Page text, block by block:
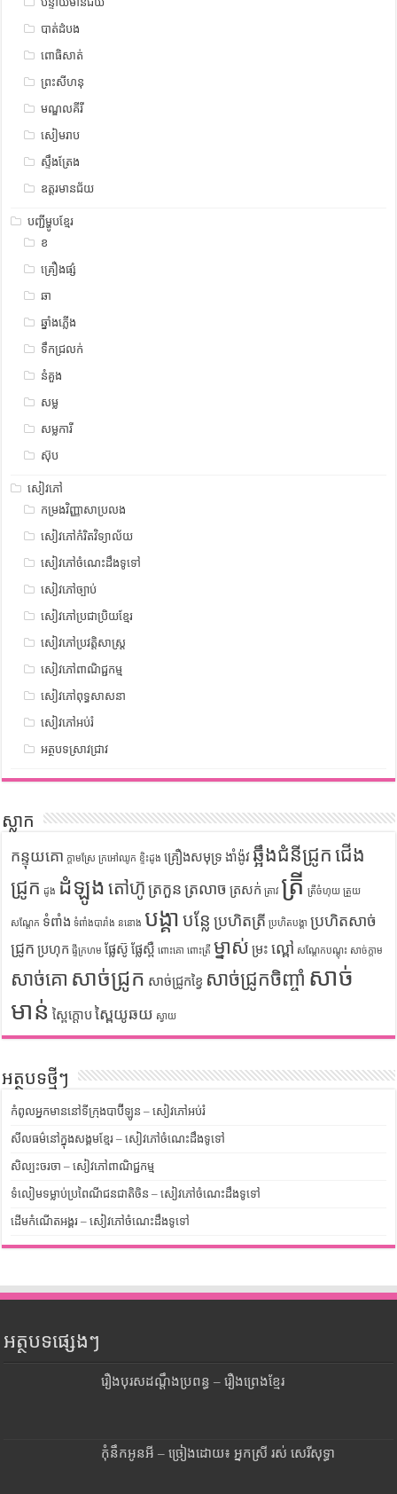
បាត់ដំបង
ពោធិសាត់
ព្រះសីហនុ
មណ្ឌលគីរី
សៀមរាប
ស្ទឹង​​ត្រែង
ឧត្ដរមានជ័យ
បញ្ជីម្ហូបខ្មែរ
ខ
គ្រឿងផ្សំ
ឆា
ឆ្នាំងភ្លើង
ទឹកជ្រលក់
នំគួង
សម្ល
សម្លការី
ស៊ុប
សៀវភៅ
កម្រងវិញ្ញាសាប្រលង
សៀវភៅកំរិតវិទ្យាល័យ
សៀវភៅចំណេះដឹងទូទៅ
សៀវភៅច្បាប់
សៀវភៅប្រជាប្រិយខ្មែរ
សៀវភៅប្រវត្តិសាស្រ្ត
សៀវភៅពាណិជ្ជកម្ម
សៀវភៅពុទ្ធសាសនា
សៀវភៅអប់រំ
អត្ថបទស្រាវជ្រាវ
ស្លាក
កន្ទុយគោ ក្តាមស្រែ ក្រអៅឈូក ខ្ទិះដូង គ្រឿងសមុទ្រ ងាំង៉ូវ ឆ្អឹងជំនីជ្រូក ជើង
ជ្រូក ដូង ដំឡូង តៅហ៊ូ ត្រកួន ត្រលាច ត្រសក់ ត្រាវ ត្រី ត្រីចំហុយ ត្រួយ
សណ្តែក ទំពាំង ទំពាំងបារាំង ននោង បង្គា បន្លែ ប្រហិតត្រី ប្រហិតបង្គា ប្រហិតសាច់
ជ្រូក ប្រហុក ផ្ទីក្រហម ផ្លែស៊ូ ផ្លែស្ពឺ ពោះគោ ពោះត្រី ម្នាស់ ម្រះ ល្ពៅ សណ្តែកបណ្តុះ សាច់ក្តាម
សាច់គោ សាច់ជ្រូក សាច់ជ្រូកខ្វៃ សាច់ជ្រូកចិញ្ចាំ សាច់
មាន់ ស្ពៃក្តោប ស្ពៃយូឆយ ស្វាយ
អត្ថបទថ្មីៗ
កំពូលអ្នកមាននៅទីក្រុងបាប៊ីឡូន – សៀវភៅអប់រំ
សីលធម៌នៅក្នុងសង្គមខ្មែរ – សៀវភៅចំណេះដឹងទូទៅ
សិល្បះចរចា – សៀវភៅពាណិជ្ជកម្ម
ទំលៀមទម្លាប់ប្រពៃណីជនជាតិចិន – សៀវភៅចំណេះដឹងទូទៅ
ដើមកំណើតអង្គរ – សៀវភៅចំណេះដឹងទូទៅ
អត្ថបទផ្សេងៗ
រឿងបុរសដណ្តឹងប្រពន្ធ – រឿងព្រេងខ្មែរ
កុំនឹកអូនអី – ច្រៀងដោយ៖ អ្នកស្រី រស់ សេរីសុទ្ធា